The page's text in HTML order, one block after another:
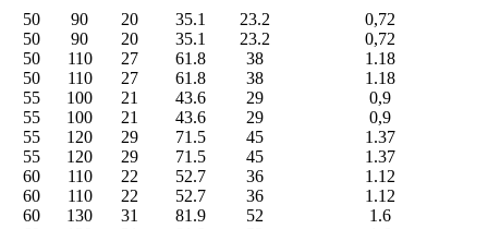
50
90 20 35.1 23.2
0,72
50
90 20 35.1 23.2
0,72
50
110 27 61.8 38
1.18
50
110 27 61.8 38
1.18
55
100 21 43.6 29
0,9
55
100 21 43.6 29
0,9
55
120 29 71.5 45
1.37
55
120 29 71.5 45
1.37
60
110 22 52.7 36
1.12
60
110 22 52.7 36
1.12
60
130 31 81.9 52
1.6